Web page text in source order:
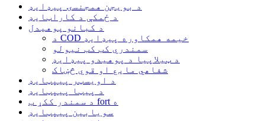
د بویجن همجنسۍ پیډایډ
د ځمکې د کاراټایډ
د کبانو پوهیدل
د COD خیمه همکاوره پیډایډ
سمندري کب کب نیولو
د ټیلاپیا د پوهیدو پیډایډ
شفاهي مایع او قوي څښاک
د اویسټر پیپټایډ
د پیټا پیپټایډ
د سمندر ککړ ب fort ه
سویابین پیپټایډ